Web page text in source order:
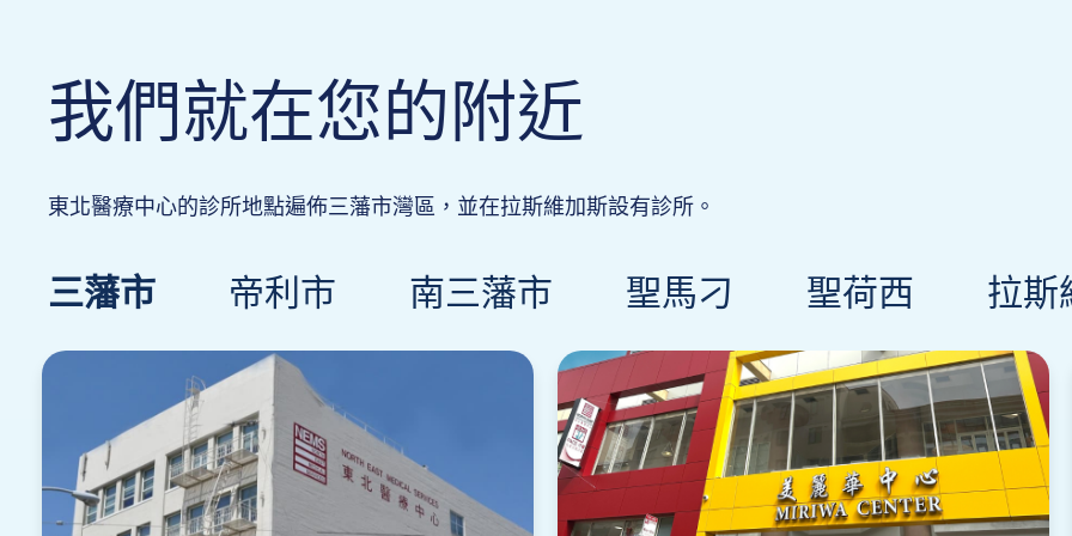
我們就在您的附近
東北醫療中心的診所地點遍佈三藩市灣區，並在拉斯維加斯設有診所。
三藩市 帝利市 南三藩市 聖馬刁 聖荷西 拉斯